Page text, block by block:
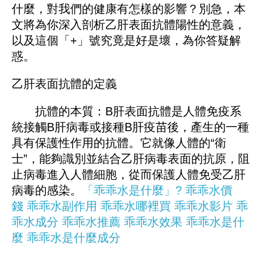
什麼，對我們的健康有怎樣的影響？別急，本
文將為你深入剖析乙肝表面抗體陽性的意義，
以及這個「+」號究竟是好是壞，為你答疑解
惑。
乙肝表面抗體的定義
抗體的本質：B肝表面抗體是人體免疫系
統接觸B肝病毒或接種B肝疫苗後，產生的一種
具有保護性作用的抗體。它就像人體的“衛
士”，能夠識別並結合乙肝病毒表面的抗原，阻
止病毒進入人體細胞，從而保護人體免受乙肝
病毒的感染。
「乖乖水是什麼」? 乖乖水價
錢 乖乖水副作用 乖乖水哪裡買 乖乖水影片 乖
乖水成分 乖乖水推薦 乖乖水效果 乖乖水是什
麼 乖乖水是什麼成分